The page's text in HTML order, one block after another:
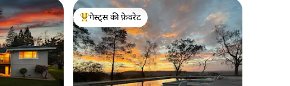
गेस्ट्स का टॉप फ़ेवरेट
गेस्ट्स की फ़ेवरेट